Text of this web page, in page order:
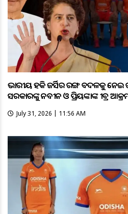
ଭାରତୀୟ ହକି ଜର୍ସିର ରଙ୍ଗ ବଦଳକୁ ନେଇ
ସରକାରଙ୍କୁ ନବୀନ ଓ ପ୍ରିୟଙ୍କାଙ୍କ ତୀବ୍ର
July 31, 2026 | 11:56 AM